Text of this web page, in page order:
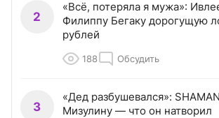
2
«Всё, потеряла я мужа»:
Филиппу Бегаку дорогущую
рублей
188 Обсудить
3
«Дед разбушевался»:
Мизулину — что он натворил